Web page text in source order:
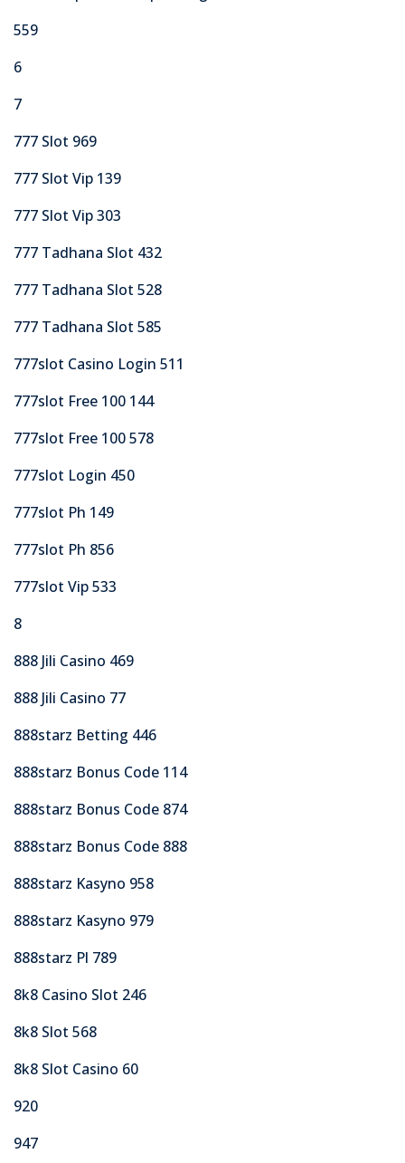
559
6
7
777 Slot 969
777 Slot Vip 139
777 Slot Vip 303
777 Tadhana Slot 432
777 Tadhana Slot 528
777 Tadhana Slot 585
777slot Casino Login 511
777slot Free 100 144
777slot Free 100 578
777slot Login 450
777slot Ph 149
777slot Ph 856
777slot Vip 533
8
888 Jili Casino 469
888 Jili Casino 77
888starz Betting 446
888starz Bonus Code 114
888starz Bonus Code 874
888starz Bonus Code 888
888starz Kasyno 958
888starz Kasyno 979
888starz Pl 789
8k8 Casino Slot 246
8k8 Slot 568
8k8 Slot Casino 60
920
947